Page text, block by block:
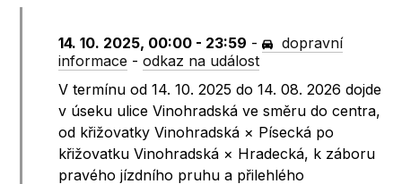
14. 10. 2025, 00:00 - 23:59 -
dopravní
informace -odkaz na událost
V termínu od 14. 10. 2025 do 14. 08. 2026 dojde
v úseku ulice Vinohradská ve směru do centra,
od křižovatky Vinohradská × Písecká po
křižovatku Vinohradská × Hradecká, k záboru
pravého jízdního pruhu a přilehlého